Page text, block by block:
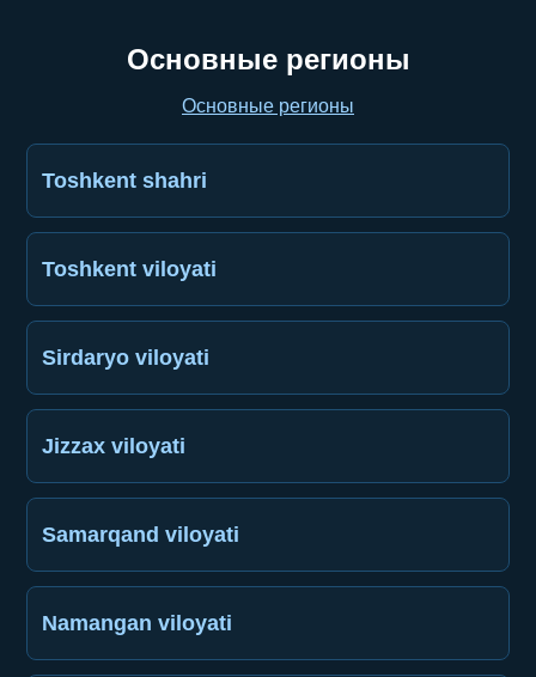
Основные регионы
Основные регионы
Toshkent shahri
Toshkent viloyati
Sirdaryo viloyati
Jizzax viloyati
Samarqand viloyati
Namangan viloyati